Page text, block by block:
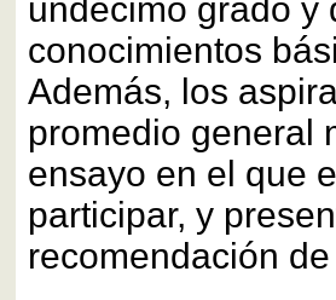
undécimo grado y
conocimientos
Además, los
promedio general
ensayo en el que
participar, y
recomendación